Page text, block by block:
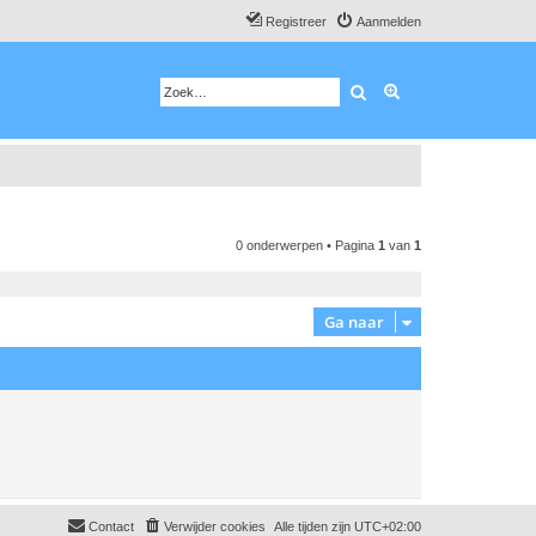
Aanmelden
Registreer
Zoek
0 onderwerpen • Pagina 1 van 1
Ga naar
Alle tijden zijn UTC+02:00
Verwijder cookies
Contact